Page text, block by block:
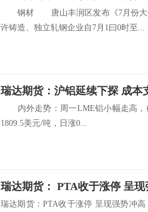
钢材 唐山丰润区发布《7月份大气
许铸造、独立轧钢企业自7月1曰0时至...
瑞达期货：沪铝延续下探 成本
内外走势：周一LME铝小幅走高，
1809.5美元/吨，日涨0...
瑞达期货： PTA收于涨停 呈现
瑞达期货：PTA收于涨停 呈现强势冲